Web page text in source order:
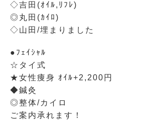
◇吉田(ｵｲﾙ,ﾘﾌﾚ)
◎丸田(ｶｲﾛ)
◇山田/埋まりました
●ﾌｪｲｼｬﾙ
☆タイ式
★女性痩身 ｵｲﾙ+2,200円
◆鍼灸
◎整体/カイロ
ご案内承れます！